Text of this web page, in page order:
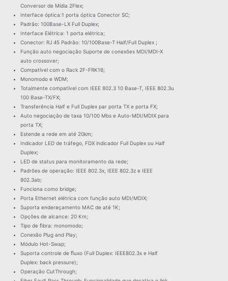
Conversor de Mídia 2Flex;
Interface óptica:1 porta óptica Conector SC;
Padrão: 100Base-LX Full Duplex;
Interface Elétrica: 1 porta elétrica;
Conector: RJ 45 Padrão: 10/100Base-T Half/Full Duplex ;
Função auto negociação Suporte de conexões MDI/MDI-X
auto crossover;
Compatível com o Rack 2F-FRK16;
Monomodo e WDM;
Totalmente compatível com IEEE 802.3 10 Base-T, IEEE 802.3u
100 Base-TX/FX;
Transferência Half e Full Duplex par porta TX e porta FX;
Auto negociação de taxa 10/100 Mbs e Auto-MDI/MDIX para
porta TX;
Estende a rede em até 20km;
Indicador LED de tráfego, FDX indicador Full Duplex ou Half
Duplex;
LED de status para monitoramento da rede;
Padrões de operação: IEEE 802.3x, IEEE 802.3z e IEEE
802.3ab;
Funciona como bridge;
Porta Ethernet elétrica com função auto MDI/MDIX;
Suporta endereçamento MAC de até 1K;
Opções de alcance: 20 Km;
Tipo de ﬁbra: monomodo;
Conexão Plug and Play;
Módulo Hot-Swap;
Suporta controle de ﬂuxo (Full Duplex: IEEE802.3x e Half
Duplex: back pressure);
Operação CutThrough;